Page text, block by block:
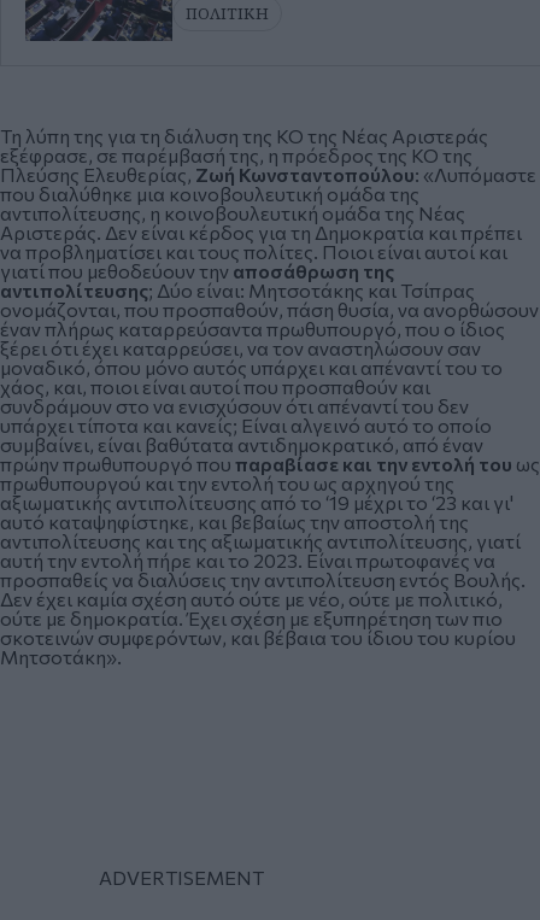
ΠΟΛΙΤΙΚΗ
Τη λύπη της για τη διάλυση της ΚΟ της Νέας Αριστεράς
εξέφρασε, σε παρέμβασή της, η πρόεδρος της ΚΟ της
Πλεύσης Ελευθερίας, Ζωή Κωνσταντοπούλου: «Λυπόμαστε
που διαλύθηκε μια κοινοβουλευτική ομάδα της
αντιπολίτευσης, η κοινοβουλευτική ομάδα της Νέας
Αριστεράς. Δεν είναι κέρδος για τη Δημοκρατία και πρέπει
να προβληματίσει και τους πολίτες. Ποιοι είναι αυτοί και
γιατί που μεθοδεύουν την αποσάθρωση της
αντιπολίτευσης; Δύο είναι: Μητσοτάκης και Τσίπρας
ονομάζονται, που προσπαθούν, πάση θυσία, να ανορθώσουν
έναν πλήρως καταρρεύσαντα πρωθυπουργό, που ο ίδιος
ξέρει ότι έχει καταρρεύσει, να τον αναστηλώσουν σαν
μοναδικό, όπου μόνο αυτός υπάρχει και απέναντί του το
χάος, και, ποιοι είναι αυτοί που προσπαθούν και
συνδράμουν στο να ενισχύσουν ότι απέναντί του δεν
υπάρχει τίποτα και κανείς; Είναι αλγεινό αυτό το οποίο
συμβαίνει, είναι βαθύτατα αντιδημοκρατικό, από έναν
πρώην πρωθυπουργό που παραβίασε και την εντολή του ως
πρωθυπουργού και την εντολή του ως αρχηγού της
αξιωματικής αντιπολίτευσης από το ‘19 μέχρι το ‘23 και γι'
αυτό καταψηφίστηκε, και βεβαίως την αποστολή της
αντιπολίτευσης και της αξιωματικής αντιπολίτευσης, γιατί
αυτή την εντολή πήρε και το 2023. Είναι πρωτοφανές να
προσπαθείς να διαλύσεις την αντιπολίτευση εντός Βουλής.
Δεν έχει καμία σχέση αυτό ούτε με νέο, ούτε με πολιτικό,
ούτε με δημοκρατία. Έχει σχέση με εξυπηρέτηση των πιο
σκοτεινών συμφερόντων, και βέβαια του ίδιου του κυρίου
Μητσοτάκη».